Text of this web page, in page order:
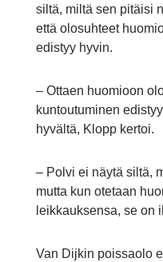
siltä, miltä sen pitäisi
että olosuhteet
edistyy hyvin.
– Ottaen huomioon
kuntoutuminen
hyvältä, Klopp kertoi.
– Polvi ei näytä siltä,
mutta kun otetaan
leikkauksensa, se on
Van Dijkin poissaolo